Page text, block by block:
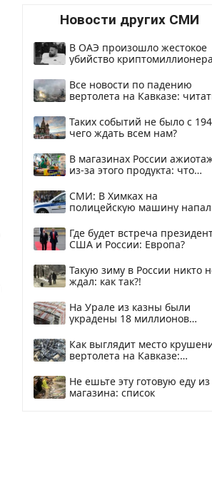
Новости других СМИ
В ОАЭ произошло жестокое
убийство криптомиллионера
Все новости по падению
вертолета на Кавказе:
Таких событий не было с
чего ждать всем нам?
В магазинах России
из-за этого продукта: что
СМИ: В Химках на
полицейскую машину
Где будет встреча
США и России: Европа?
Такую зиму в России никто
ждал: как так?!
На Урале из казны были
украдены 18 миллионов
Как выглядит место
вертолета на Кавказе:
Не ешьте эту готовую еду из
магазина: список